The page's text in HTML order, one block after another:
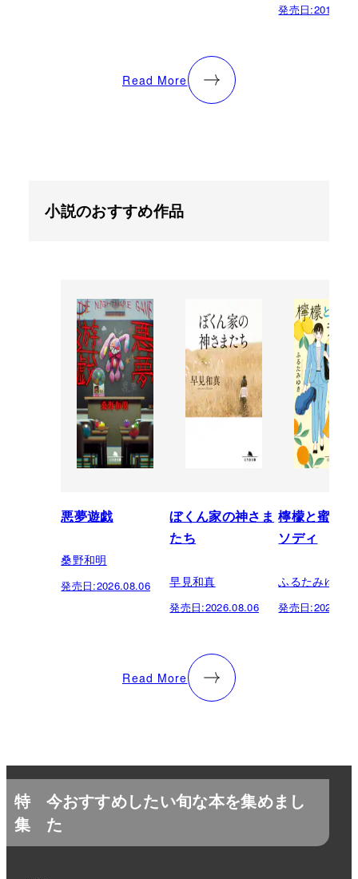
発売日:
Read More
小説のおすすめ作品
悪夢遊戯
桑野和明
発売日:2026.08.06
ぼくん家の神さま
たち
早見和真
発売日:2026.08.06
檸檬と蜜柑
ソディ
ふるたみゆき
発売日:
Read More
特
集
今おすすめしたい旬な本を集めまし
た